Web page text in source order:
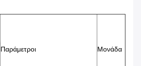
Παράμετροι Μονάδα